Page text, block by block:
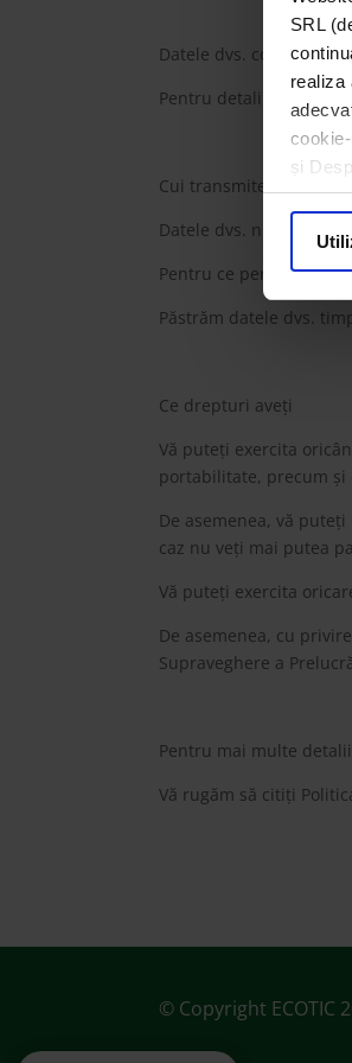
SRL
realiza
și
Datele dvs. colectate
Pentru detalii cu privire
Cui transmitem datele
Datele dvs. nu sunt
Pentru ce perioadă
Păstrăm datele dvs.
Ce drepturi aveți
Vă puteți exercita
portabilitate, precum și
De asemenea, vă
caz nu veți mai putea
Vă puteți exercita
De asemenea, cu
Supraveghere a
Pentru mai multe detalii
Vă rugăm să citiți
© Copyright ECOTIC